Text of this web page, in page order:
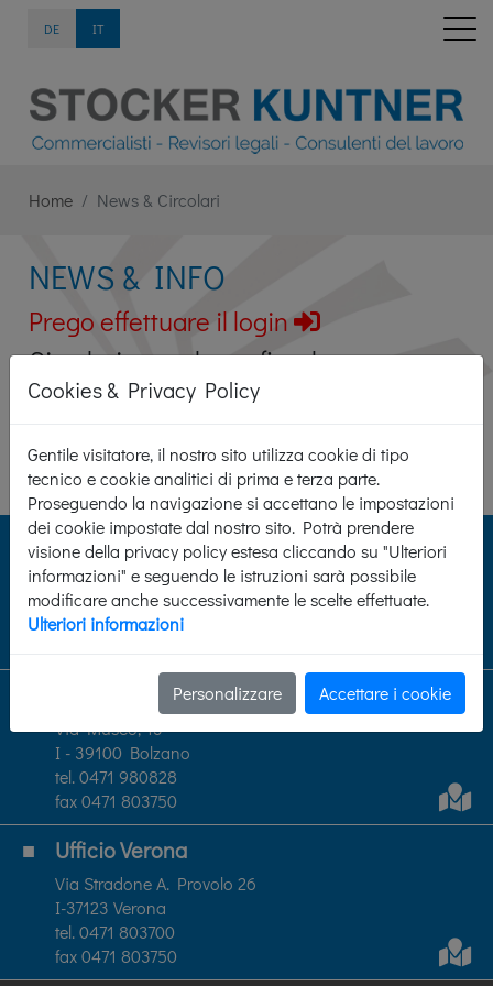
DE IT
Home News & Circolari
NEWS & INFO
Prego effettuare il login
Circolari consulenza fiscale
Ufficio Ora
Via Vecchia, 18/c
I-39040 Ora
tel. 0471 803700
Uffico Bolzano
Via Museo, 13
I - 39100 Bolzano
tel. 0471 980828
fax 0471 803750
Ufficio Verona
Via Stradone A. Provolo 26
I-37123 Verona
tel. 0471 803700
fax 0471 803750
Cookies & Privacy Policy
Gentile visitatore, il nostro sito utilizza cookie di tipo
tecnico e cookie analitici di prima e terza parte.
Proseguendo la navigazione si accettano le impostazioni
dei cookie impostate dal nostro sito. Potrà prendere
visione della privacy policy estesa cliccando su "Ulteriori
informazioni" e seguendo le istruzioni sarà possibile
modificare anche successivamente le scelte effettuate.
Ulteriori informazioni
Personalizzare Accettare i cookie